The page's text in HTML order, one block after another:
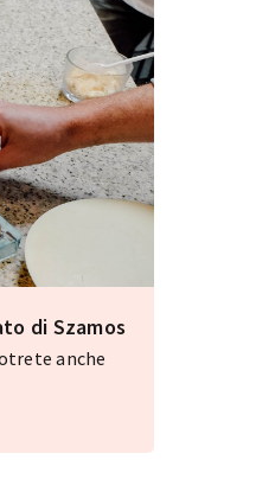
di Szamos
anche